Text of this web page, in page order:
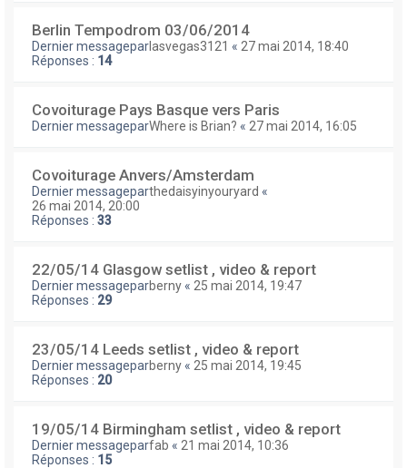
Berlin Tempodrom 03/06/2014
Dernier messageparlasvegas3121 « 27 mai 2014, 18:40
Réponses : 14
Covoiturage Pays Basque vers Paris
Dernier messageparWhere is Brian? « 27 mai 2014, 16:05
Covoiturage Anvers/Amsterdam
Dernier messageparthedaisyinyouryard «
26 mai 2014, 20:00
Réponses : 33
22/05/14 Glasgow setlist , video & report
Dernier messageparberny « 25 mai 2014, 19:47
Réponses : 29
23/05/14 Leeds setlist , video & report
Dernier messageparberny « 25 mai 2014, 19:45
Réponses : 20
19/05/14 Birmingham setlist , video & report
Dernier messageparfab « 21 mai 2014, 10:36
Réponses : 15